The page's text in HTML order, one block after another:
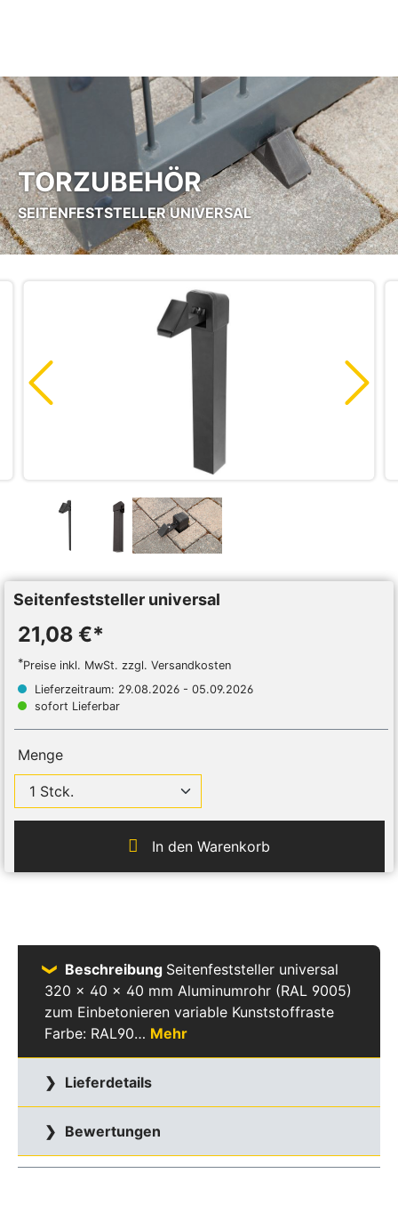
TORZUBEHÖR
SEITENFESTSTELLER UNIVERSAL
Seitenfeststeller universal
21,08 €*
*Preise inkl. MwSt. zzgl. Versandkosten
Lieferzeitraum: 29.08.2026 - 05.09.2026
sofort Lieferbar
Menge
In den Warenkorb
Beschreibung Seitenfeststeller universal
320 x 40 x 40 mm Aluminumrohr (RAL 9005)
zum Einbetonieren variable Kunststoffraste
Farbe: RAL90… Mehr
Lieferdetails
Bewertungen